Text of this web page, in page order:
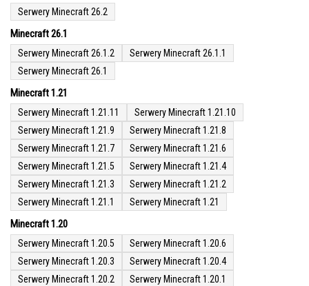
Serwery Minecraft 26.2
Minecraft 26.1
Serwery Minecraft 26.1.2
Serwery Minecraft 26.1.1
Serwery Minecraft 26.1
Minecraft 1.21
Serwery Minecraft 1.21.11
Serwery Minecraft 1.21.10
Serwery Minecraft 1.21.9
Serwery Minecraft 1.21.8
Serwery Minecraft 1.21.7
Serwery Minecraft 1.21.6
Serwery Minecraft 1.21.5
Serwery Minecraft 1.21.4
Serwery Minecraft 1.21.3
Serwery Minecraft 1.21.2
Serwery Minecraft 1.21.1
Serwery Minecraft 1.21
Minecraft 1.20
Serwery Minecraft 1.20.5
Serwery Minecraft 1.20.6
Serwery Minecraft 1.20.3
Serwery Minecraft 1.20.4
Serwery Minecraft 1.20.2
Serwery Minecraft 1.20.1